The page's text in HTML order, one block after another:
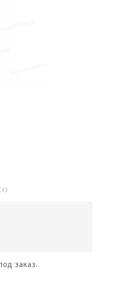
( 1 )
заказ.